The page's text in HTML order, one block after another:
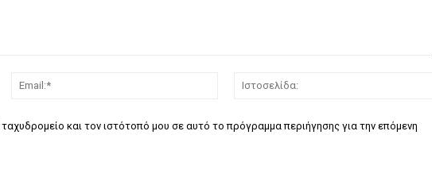
Όνομα:*
Email:*
και τον ιστότοπό μου σε αυτό το πρόγραμμα περιήγησης για την επόμενη